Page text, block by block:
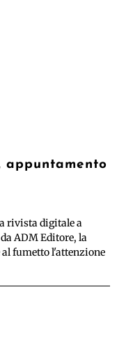
appuntamento
rivista digitale a
ADM Editore, la
fumetto l'attenzione